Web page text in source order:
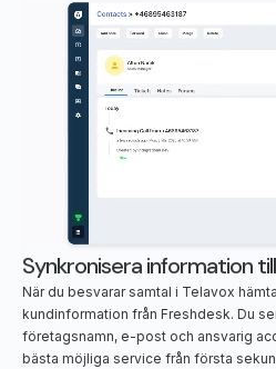
Synkronisera information
När du besvarar samtal i Telavox
kundinformation från Freshdesk. Du
företagsnamn, e-post och ansvarig
bästa möjliga service från första